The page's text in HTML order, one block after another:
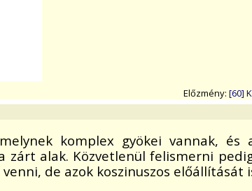
Előzmény: [60]
komplex gyökei vannak, és
zárt alak. Közvetlenül felismerni
de azok koszinuszos előállítását